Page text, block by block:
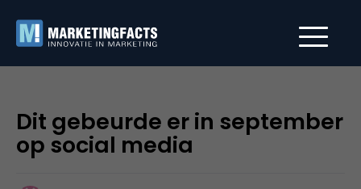
Dit gebeurde er in september
op social media